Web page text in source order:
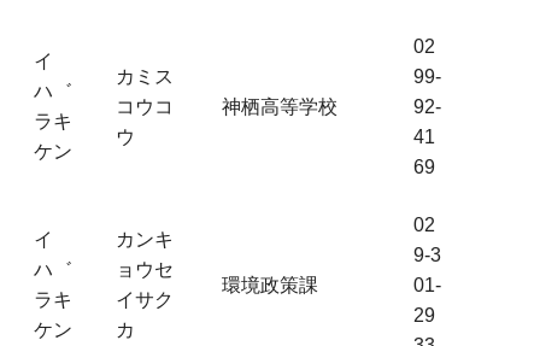
イ
ハ゛
ラキ
ケン
カミス
コウコ
ウ
神栖高等学校
02
99-
92-
41
69
イ
ハ゛
ラキ
ケン
カンキ
ョウセ
イサク
カ
環境政策課
02
9-3
01-
29